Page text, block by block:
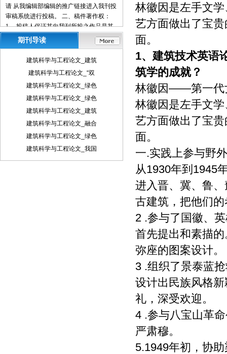
请 从我编辑部编辑的推广链接进入我刊投
审稿系统进行投稿。 二、稿件著作权：
1、 投稿人保证其向我刊所投之作品是其
本人或与他人合作创作之成果，或对所投
作品拥有合法的著作权，无第三人对其作
品提出可成立之权利主张。 2、 投稿人保
发表。 3、 投稿人保证其作品不含有违反
宪法、法律及损害社会公共利益之内容。
4、 投稿人向我刊所投之作品不得同时向
第三方投送，即不允许一稿多投。 5、 投
包括但不限于：通过网络向公众传播、复
制、摘编、表演、播放、展览、发行、摄
制电影、电视、录像制品、录制录音制
期刊导读
建筑科学与工程论文_建筑
建筑科学与工程论文_“双
建筑科学与工程论文_绿色
建筑科学与工程论文_绿色
建筑科学与工程论文_建筑
建筑科学与工程论文_融合
建筑科学与工程论文_绿色
建筑科学与工程论文_我国
林徽因是左手文
艺方面做出了宝
面。
1、 建筑技术英语
筑学的成就？
林徽因——第一代
林徽因是左手文
艺方面做出了宝
面。
一.实践上参与野
从1930年到1945
进入晋、冀、鲁
古建筑，把他们
2 .参与了国徽、
首先提出和素描
弥座的图案设计。
3 .组织了景泰蓝
设计出民族风格新
礼，深受欢迎。
4 .参与八宝山革
严肃穆。
5.1949年初，协